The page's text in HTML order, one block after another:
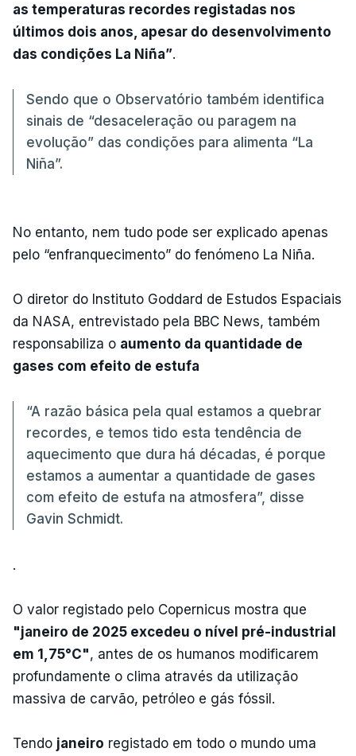
as temperaturas recordes registadas nos
últimos dois anos, apesar do desenvolvimento
das condições La Niña”.
Sendo que o Observatório também identifica
sinais de “desaceleração ou paragem na
evolução” das condições para alimenta “La
Niña”.
No entanto, nem tudo pode ser explicado apenas
pelo “enfranquecimento” do fenómeno La Niña.
O diretor do Instituto Goddard de Estudos Espaciais
da NASA, entrevistado pela BBC News, também
responsabiliza o aumento da quantidade de
gases com efeito de estufa
“A razão básica pela qual estamos a quebrar
recordes, e temos tido esta tendência de
aquecimento que dura há décadas, é porque
estamos a aumentar a quantidade de gases
com efeito de estufa na atmosfera”, disse
Gavin Schmidt.
.
O valor registado pelo Copernicus mostra que
"janeiro de 2025 excedeu o nível pré-industrial
em 1,75°C", antes de os humanos modificarem
profundamente o clima através da utilização
massiva de carvão, petróleo e gás fóssil.
Tendo janeiro registado em todo o mundo uma